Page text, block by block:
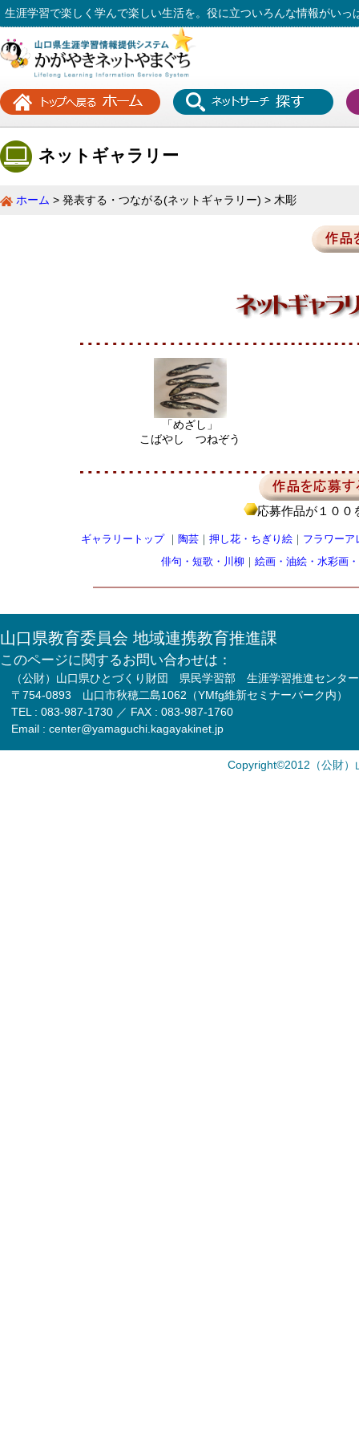
生涯学習で楽しく学んで楽しい生活を。役に立ついろんな情報がいっ
ネットギャラリー
ホーム 発表する・つながる(ネットギャラリー) 木彫
「めざし」
こばやし つねぞう
応募作品が１００
ギャラリートップ｜ 陶芸 ｜押し花・ちぎり絵 ｜ フラワーア
俳句・短歌・川柳 ｜ 絵画・油絵・水彩画
山口県教育委員会 地域連携教育推進課
このページに関するお問い合わせは：
（公財）山口県ひとづくり財団 県民学習部 生涯学習推進センター
〒754-0893 山口市秋穂二島1062（YMfg維新セミナーパーク内）
TEL : 083-987-1730 ／ FAX : 083-987-1760
Email : center@yamaguchi.kagayakinet.jp
Copyright©2012（公財）